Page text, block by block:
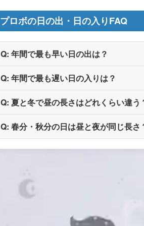
プロボの日の出・日の入りFAQ
Q: 年間で最も早い日の出は？
Q: 年間で最も遅い日の入りは？
Q: 夏と冬で昼の長さはどれくらい違う
Q: 春分・秋分の日は昼と夜が同じ長さ